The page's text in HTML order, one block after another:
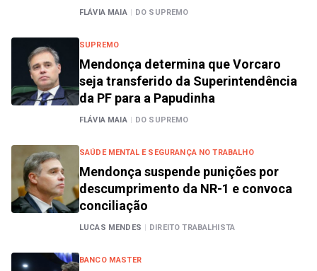
FLÁVIA MAIA | DO SUPREMO
SUPREMO
Mendonça determina que Vorcaro
seja transferido da Superintendência
da PF para a Papudinha
FLÁVIA MAIA | DO SUPREMO
SAÚDE MENTAL E SEGURANÇA NO TRABALHO
Mendonça suspende punições por
descumprimento da NR-1 e convoca
conciliação
LUCAS MENDES | DIREITO TRABALHISTA
BANCO MASTER